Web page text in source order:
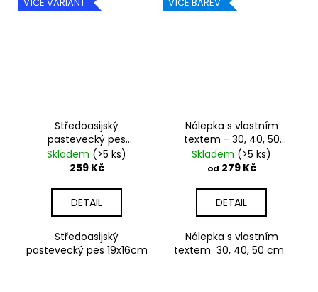
VÍCE VARIANT
Středoasijský
pastevecký pes
19x16cm
Skladem (>5 ks)
259 Kč
DETAIL
Středoasijský
pastevecký pes 19x16cm
VÍCE BAREV
Nálepka s vlastním
textem - 30, 40, 50
cm
Skladem (>5 ks)
od 279 Kč
DETAIL
Nálepka s vlastním
textem 30, 40, 50 cm